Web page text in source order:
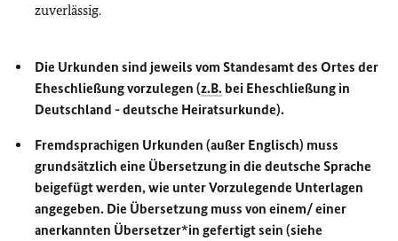
zuverlässig.
Die Urkunden sind jeweils vom Standesamt des Ortes der
Eheschließung vorzulegen (z.B. bei Eheschließung in
Deutschland - deutsche Heiratsurkunde).
Fremdsprachigen Urkunden (außer Englisch) muss
grundsätzlich eine Übersetzung in die deutsche Sprache
beigefügt werden, wie unter Vorzulegende Unterlagen
angegeben. Die Übersetzung muss von einem/ einer
anerkannten Übersetzer*in gefertigt sein (siehe